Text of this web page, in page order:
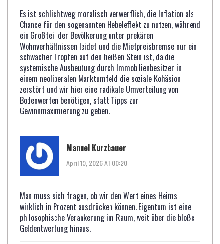
Es ist schlichtweg moralisch verwerflich, die Inflation als
Chance für den sogenannten Hebeleffekt zu nutzen, während
ein Großteil der Bevölkerung unter prekären
Wohnverhältnissen leidet und die Mietpreisbremse nur ein
schwacher Tropfen auf den heißen Stein ist, da die
systemische Ausbeutung durch Immobilienbesitzer in
einem neoliberalen Marktumfeld die soziale Kohäsion
zerstört und wir hier eine radikale Umverteilung von
Bodenwerten benötigen, statt Tipps zur
Gewinnmaximierung zu geben.
Manuel Kurzbauer
April 19, 2026 AT 00:20
Man muss sich fragen, ob wir den Wert eines Heims
wirklich in Prozent ausdrücken können. Eigentum ist eine
philosophische Verankerung im Raum, weit über die bloße
Geldentwertung hinaus.